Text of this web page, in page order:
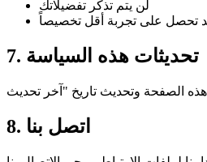
لن يتم تذكر تفضيلاتك
تحصل على تجربة أقل تخصيصاً
7. تحديثات هذه السياسة
8. اتصل بنا